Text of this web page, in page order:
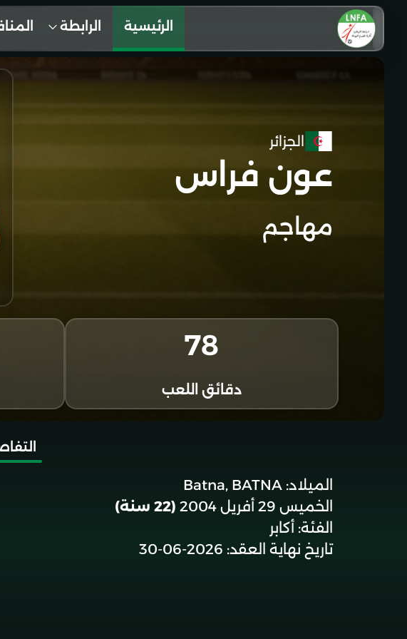
الرئيسية الرابطة
الجزائر
عون فراس
مهاجم
78
دقائق اللعب
الميلاد: Batna, BATNA
الخميس 29 أفريل 2004
(22 سنة)
الفئة: أكابر
تاريخ نهاية العقد: 2026-06-30